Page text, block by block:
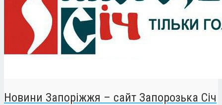
Новини Запоріжжя – сайт Запорозька Січ